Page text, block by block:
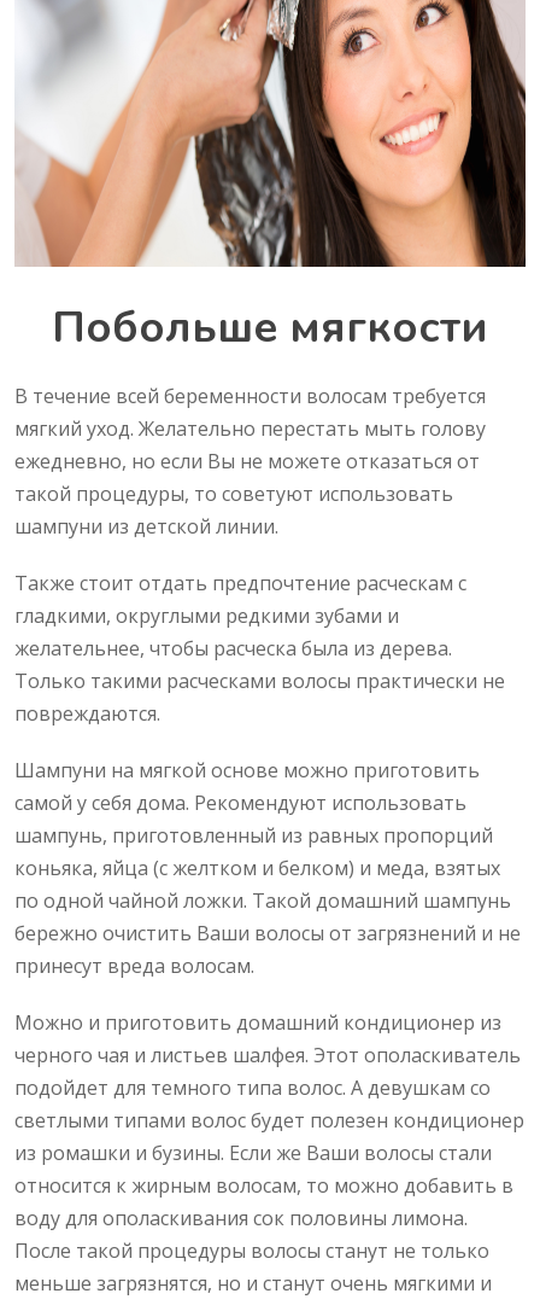
Побольше мягкости
В течение всей беременности волосам требуется
мягкий уход. Желательно перестать мыть голову
ежедневно, но если Вы не можете отказаться от
такой процедуры, то советуют использовать
шампуни из детской линии.
Также стоит отдать предпочтение расческам с
гладкими, округлыми редкими зубами и
желательнее, чтобы расческа была из дерева.
Только такими расческами волосы практически не
повреждаются.
Шампуни на мягкой основе можно приготовить
самой у себя дома. Рекомендуют использовать
шампунь, приготовленный из равных пропорций
коньяка, яйца (с желтком и белком) и меда, взятых
по одной чайной ложки. Такой домашний шампунь
бережно очистить Ваши волосы от загрязнений и не
принесут вреда волосам.
Можно и приготовить домашний кондиционер из
черного чая и листьев шалфея. Этот ополаскиватель
подойдет для темного типа волос. А девушкам со
светлыми типами волос будет полезен кондиционер
из ромашки и бузины. Если же Ваши волосы стали
относится к жирным волосам, то можно добавить в
воду для ополаскивания сок половины лимона.
После такой процедуры волосы станут не только
меньше загрязнятся, но и станут очень мягкими и